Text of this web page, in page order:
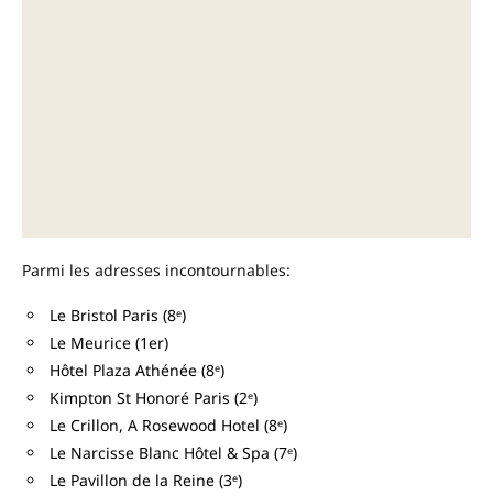
Parmi les adresses incontournables:
Le Bristol Paris (8ᵉ)
Le Meurice (1er)
Hôtel Plaza Athénée (8ᵉ)
Kimpton St Honoré Paris (2ᵉ)
Le Crillon, A Rosewood Hotel (8ᵉ)
Le Narcisse Blanc Hôtel & Spa (7ᵉ)
Le Pavillon de la Reine (3ᵉ)